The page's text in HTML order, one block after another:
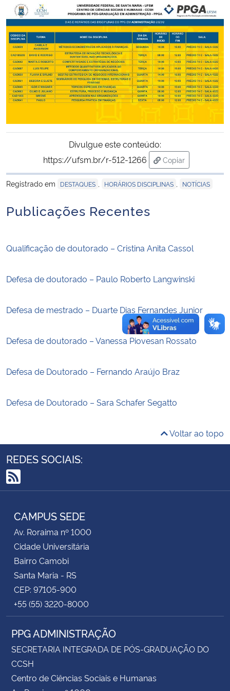
Ministério da Cidadania
Ministério da Saúde
Ministério de Minas e Energia
Ministério da Ciência, Tecnologia, Inovações e Comunicações
Ministério do Desenvolvimento Regional
Secretaria-Geral
Secretaria de Governo
Gabinete de Segurança Institucional
Divulgue este conteúdo:
https://ufsm.br/r-512-1266
Copiar
para área de
Registrado em
DESTAQUES HORÁRIOS DISCIPLINAS NOTÍCIAS
Publicações Recentes
Qualificação de doutorado – Cristina Anita Cassol
Defesa de doutorado – Paulo Roberto Langwinski
Defesa de mestrado – Duarte Dias Fernandes Junior
Defesa de doutorado – Vanessa Piovesan Rossato
Defesa de Doutorado – Fernando Araújo Braz
Defesa de Doutorado – Sara Schafer Segatto
Voltar ao topo
REDES SOCIAIS:
RSS
CAMPUS SEDE
Av. Roraima nº 1000
Cidade Universitária
Bairro Camobi
Santa Maria - RS
CEP: 97105-900
+55 (55) 3220-8000
PPG ADMINISTRAÇÃO
SECRETARIA INTEGRADA DE PÓS-GRADUAÇÃO DO
CCSH
Centro de Ciências Sociais e Humanas